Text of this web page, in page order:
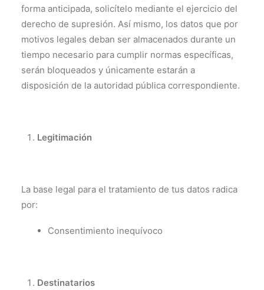
forma anticipada, solicítelo mediante el ejercicio del
derecho de supresión. Así mismo, los datos que por
motivos legales deban ser almacenados durante un
tiempo necesario para cumplir normas específicas,
serán bloqueados y únicamente estarán a
disposición de la autoridad pública correspondiente.
Legitimación
La base legal para el tratamiento de tus datos radica
por:
Consentimiento inequívoco
Destinatarios